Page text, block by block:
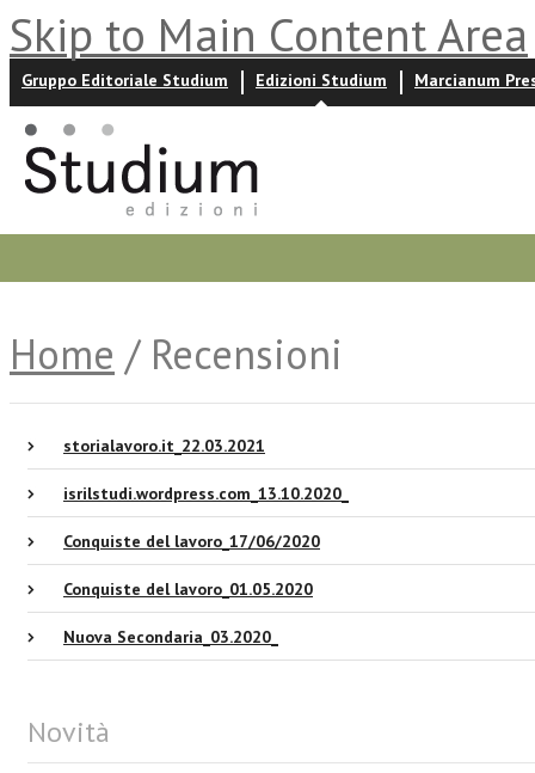
Skip to Main Content Area
Gruppo Editoriale Studium Edizioni Studium Marcianum
Home / Recensioni
storialavoro.it_22.03.2021
isrilstudi.wordpress.com_13.10.2020_
Conquiste del lavoro_17/06/2020
Conquiste del lavoro_01.05.2020
Nuova Secondaria_03.2020_
Novità